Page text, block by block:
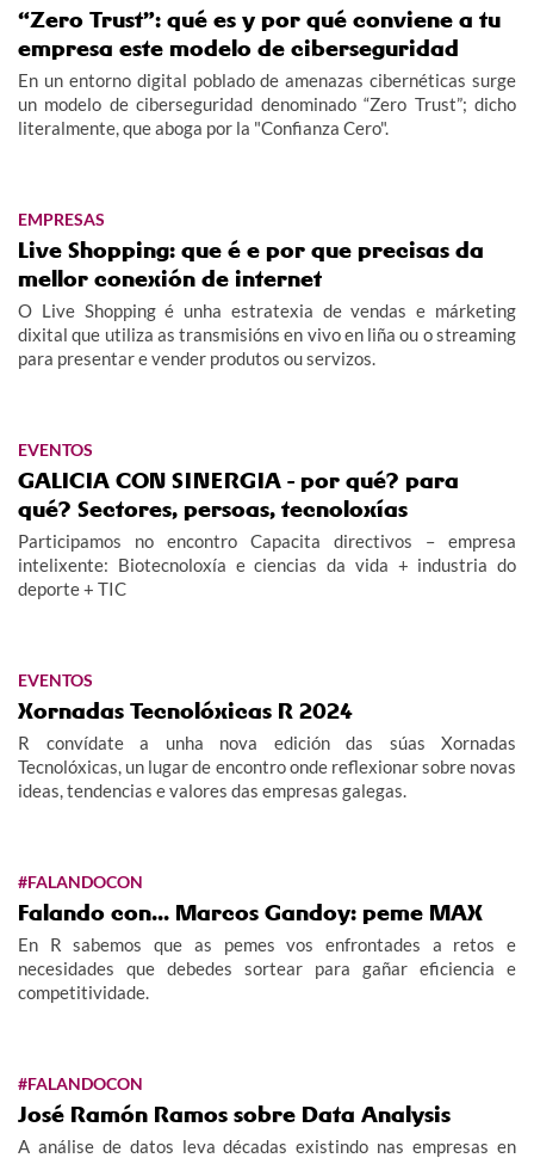
“Zero Trust”: qué es y por qué conviene a tu
empresa este modelo de ciberseguridad
En un entorno digital poblado de amenazas cibernéticas surge
un modelo de ciberseguridad denominado “Zero Trust”; dicho
literalmente, que aboga por la "Confianza Cero".
EMPRESAS
Live Shopping: que é e por que precisas da
mellor conexión de internet
O Live Shopping é unha estratexia de vendas e márketing
dixital que utiliza as transmisións en vivo en liña ou o streaming
para presentar e vender produtos ou servizos.
EVENTOS
GALICIA CON SINERGIA - por qué? para
qué? Sectores, persoas, tecnoloxías
Participamos no encontro Capacita directivos – empresa
intelixente: Biotecnoloxía e ciencias da vida + industria do
deporte + TIC
EVENTOS
Xornadas Tecnolóxicas R 2024
R convídate a unha nova edición das súas Xornadas
Tecnolóxicas, un lugar de encontro onde reflexionar sobre novas
ideas, tendencias e valores das empresas galegas.
#FALANDOCON
Falando con... Marcos Gandoy: peme MAX
En R sabemos que as pemes vos enfrontades a retos e
necesidades que debedes sortear para gañar eficiencia e
competitividade.
#FALANDOCON
José Ramón Ramos sobre Data Analysis
A análise de datos leva décadas existindo nas empresas en